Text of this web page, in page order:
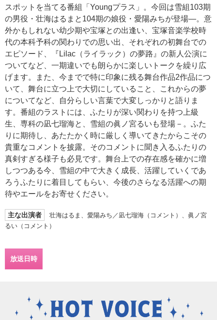
スポットを当てる番組「Youngプラス」。今回は雪組103期
の男役・壮海はるまと104期の娘役・愛陽みちが登場―。意
外かもしれない幼少期や宝塚との出逢い、宝塚音楽学校時
代の本科予科の関わりでの思い出、それぞれの初舞台での
エピソード、『Lilac（ライラック）の夢路』の新人公演に
ついてなど、一期違いでも朗らかに楽しいトークを繰り広
げます。また、今までで特に印象に残る舞台作品2作品につ
いて、舞台に立つ上で大切にしていること、これからの夢
についてなど、自分らしい言葉で大変しっかりと語りま
す。番組のラストには、ふたりが深い関わりを持つ上級
生、専科の凪七瑠海と、雪組の眞ノ宮るいも登場－。ふた
りに期待し、あたたかく時に厳しく導いてきたからこその
貴重なコメントを披露。そのコメントに聞き入るふたりの
真剣すぎる様子も必見です。舞台上での存在感を確かに増
しつつある今、雪組の中で大きく成長、活躍していくであ
ろうふたりに着目してもらい、今後のさらなる活躍への期
待やエールをお寄せください。
主な出演者
壮海はるま、愛陽みち／凪七瑠海（コメント）、眞ノ宮
るい（コメント）
放送日時